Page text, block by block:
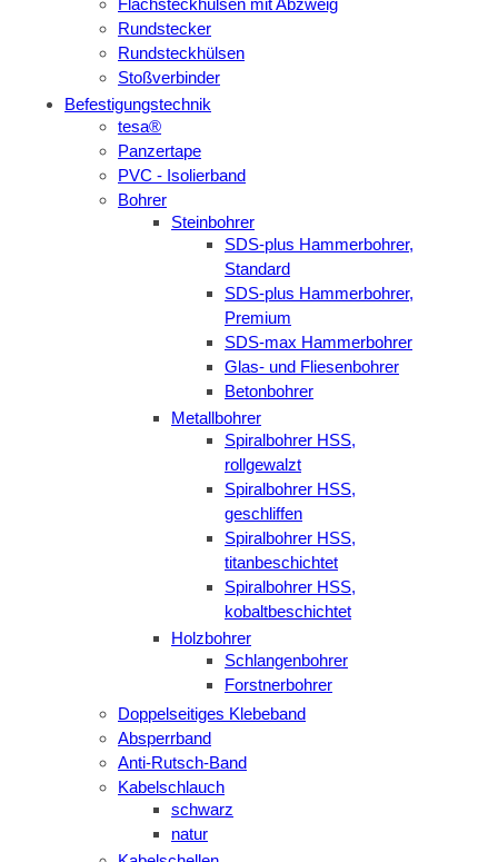
Rundstecker
Rundsteckhülsen
Stoßverbinder
Befestigungstechnik
tesa®
Panzertape
PVC - Isolierband
Bohrer
Steinbohrer
SDS-plus Hammerbohrer,
Standard
SDS-plus Hammerbohrer,
Premium
SDS-max Hammerbohrer
Glas- und Fliesenbohrer
Betonbohrer
Metallbohrer
Spiralbohrer HSS,
rollgewalzt
Spiralbohrer HSS,
geschliffen
Spiralbohrer HSS,
titanbeschichtet
Spiralbohrer HSS,
kobaltbeschichtet
Holzbohrer
Schlangenbohrer
Forstnerbohrer
Doppelseitiges Klebeband
Absperrband
Anti-Rutsch-Band
Kabelschlauch
schwarz
natur